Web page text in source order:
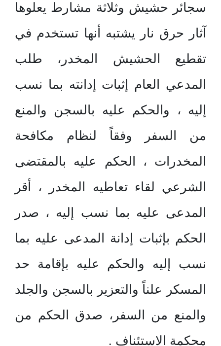
سجائر حشيش وثلاثة مشارط يعلوها
آثار حرق نار يشتبه أنها تستخدم في
تقطيع الحشيش المخدر، طلب
المدعي العام إثبات إدانته بما نسب
إليه ، والحكم عليه بالسجن والمنع
من السفر وفقاً لنظام مكافحة
المخدرات ، الحكم عليه بالمقتضى
الشرعي لقاء تعاطيه المخدر ، أقر
المدعى عليه بما نسب إليه ، صدر
الحكم بإثبات إدانة المدعى عليه بما
نسب إليه والحكم عليه بإقامة حد
المسكر علناً والتعزير بالسجن والجلد
والمنع من السفر، صدق الحكم من
محكمة الاستئناف .